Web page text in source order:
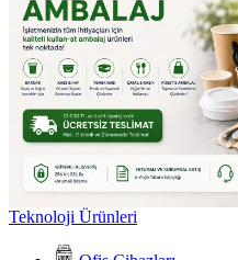
Teknoloji Ürünleri